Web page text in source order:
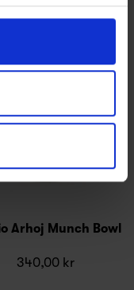
Arhoj Munch Bowl
340,00 kr